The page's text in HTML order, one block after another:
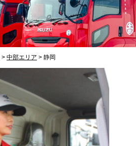
> 中部エリア > 静岡